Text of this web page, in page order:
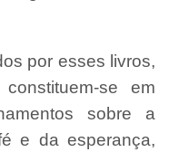
por esses livros,
se em
sobre a
e da esperança,